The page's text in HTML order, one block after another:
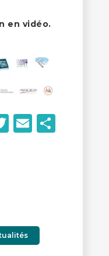
en vidéo.
Twitter
Email